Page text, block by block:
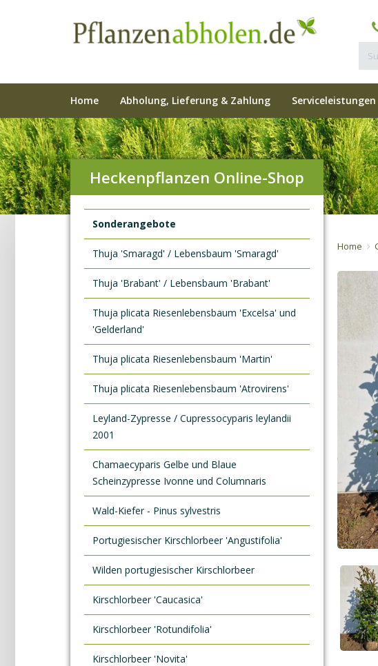
Home Abholung, Lieferung & Zahlung Serviceleistungen
Heckenpflanzen Online-Shop
Sonderangebote
Thuja 'Smaragd' / Lebensbaum 'Smaragd'
Thuja 'Brabant' / Lebensbaum 'Brabant'
Thuja plicata Riesenlebensbaum 'Excelsa' und
'Gelderland'
Thuja plicata Riesenlebensbaum 'Martin'
Thuja plicata Riesenlebensbaum 'Atrovirens'
Leyland-Zypresse / Cupressocyparis leylandii
2001
Chamaecyparis Gelbe und Blaue
Scheinzypresse Ivonne und Columnaris
Wald-Kiefer - Pinus sylvestris
Portugiesischer Kirschlorbeer 'Angustifolia'
Wilden portugiesischer Kirschlorbeer
Kirschlorbeer 'Caucasica'
Kirschlorbeer 'Rotundifolia'
Kirschlorbeer 'Novita'
Home